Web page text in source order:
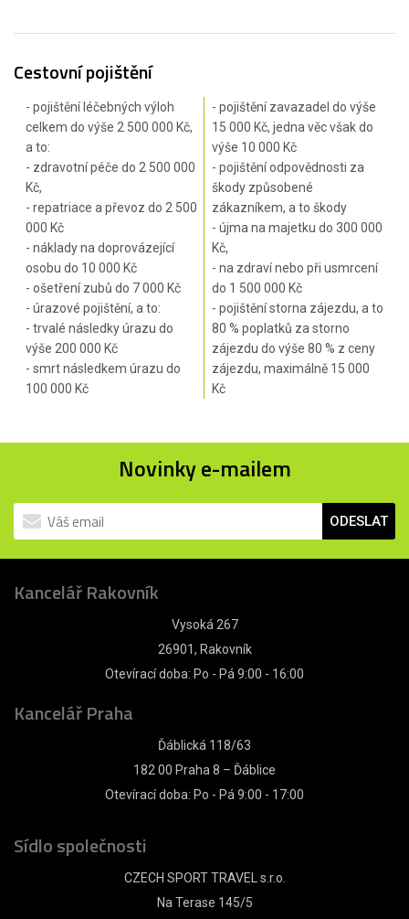
Cestovní pojištění
- pojištění léčebných výloh
celkem do výše 2 500 000 Kč,
a to:
- zdravotní péče do 2 500 000
Kč,
- repatriace a převoz do 2 500
000 Kč
- náklady na doprovázející
osobu do 10 000 Kč
- ošetření zubů do 7 000 Kč
- úrazové pojištění, a to:
- trvalé následky úrazu do
výše 200 000 Kč
- smrt následkem úrazu do
100 000 Kč
- pojištění zavazadel do výše
15 000 Kč, jedna věc však do
výše 10 000 Kč
- pojištění odpovědnosti za
škody způsobené
zákazníkem, a to škody
- újma na majetku do 300 000
Kč,
- na zdraví nebo při usmrcení
do 1 500 000 Kč
- pojištění storna zájezdu, a to
80 % poplatků za storno
zájezdu do výše 80 % z ceny
zájezdu, maximálně 15 000
Kč
Novinky e-mailem
ODESLAT
Kancelář Rakovník
Vysoká 267
26901, Rakovník
Otevírací doba: Po - Pá 9:00 - 16:00
Kancelář Praha
Ďáblická 118/63
182 00 Praha 8 – Ďáblice
Otevírací doba: Po - Pá 9:00 - 17:00
Sídlo společnosti
CZECH SPORT TRAVEL s.r.o.
Na Terase 145/5